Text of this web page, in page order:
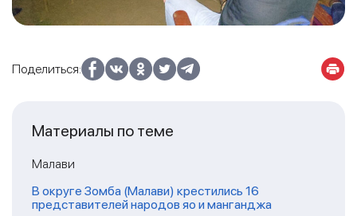
Поделиться:
Материалы по теме
Малави
В округе Зомба (Малави) крестились 16
представителей народов яо и манганджа